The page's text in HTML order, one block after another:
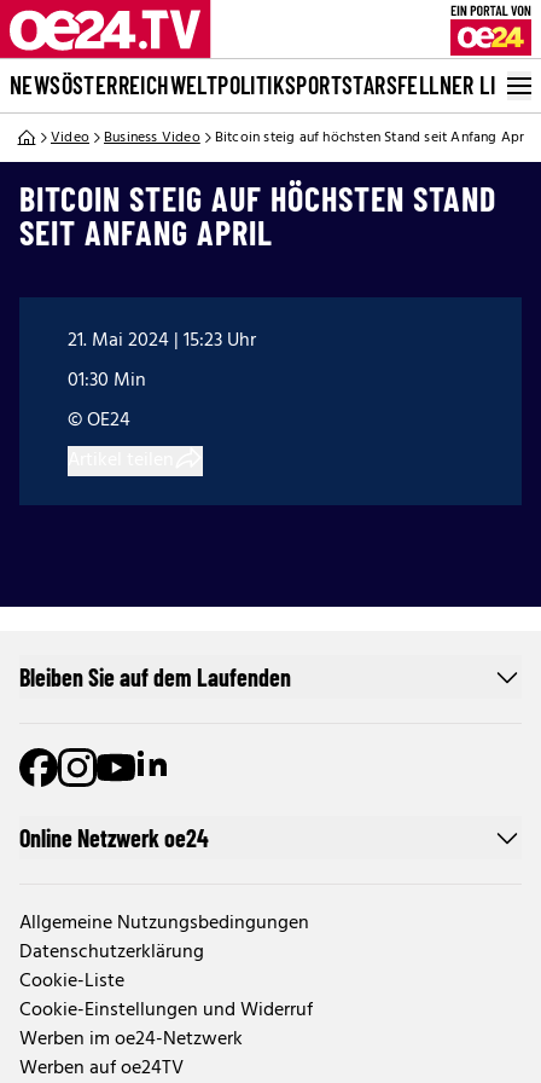
NEWSÖSTERREICHWELTPOLITIKSPORTSTARSFELLNER LIVE
Video Business Video Bitcoin steig auf höchsten Stand seit Anfang April
BITCOIN STEIG AUF HÖCHSTEN STAND
SEIT ANFANG APRIL
21. Mai 2024 | 15:23 Uhr
01:30 Min
© OE24
Online Netzwerk oe24
Allgemeine Nutzungsbedingungen
Datenschutzerklärung
Cookie-Liste
Cookie-Einstellungen und Widerruf
Werben im oe24-Netzwerk
Werben auf oe24TV
Bleiben Sie auf dem Laufenden